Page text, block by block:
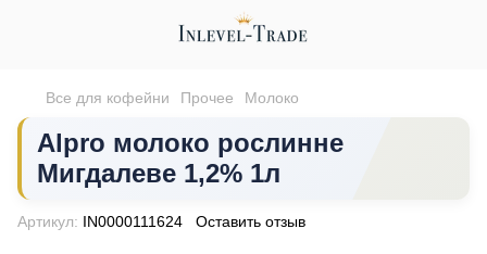
Все для кофейни Прочее Молоко
Alpro молоко рослинне
Мигдалеве 1,2% 1л
Артикул: IN0000111624 Оставить отзыв